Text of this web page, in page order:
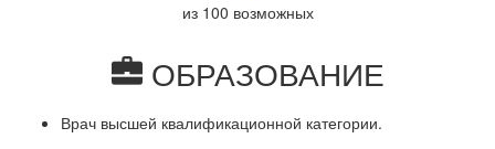
из 100 возможных
ОБРАЗОВАНИЕ
Врач высшей квалификационной категории.